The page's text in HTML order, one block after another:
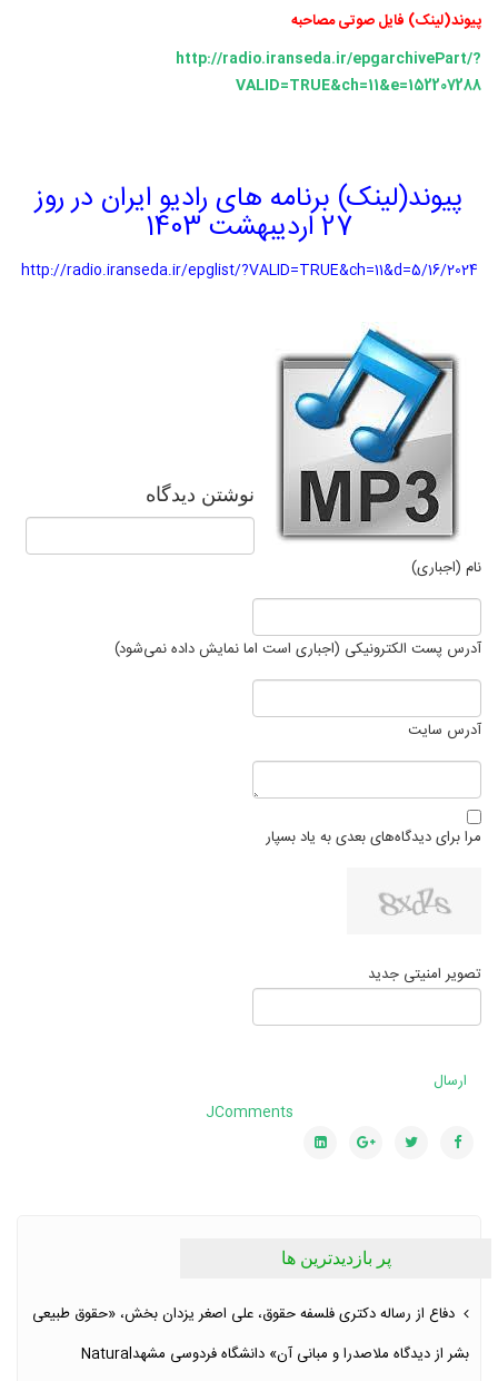
پیوند(لینک) فایل صوتی مصاحبه
http://radio.iranseda.ir/epgarchivePart/?
VALID=TRUE&ch=11&e=152207288
پیوند(لینک) برنامه های رادیو ایران در روز
27 اردیبهشت 1403
http://radio.iranseda.ir/epglist/?VALID=TRUE&ch=11&d=5/16/2024
نوشتن دیدگاه
نام (اجباری)
آدرس پست الکترونیکی (اجباری است اما نمایش داده نمی‌شود)
آدرس سایت
مرا برای دیدگاه‌های بعدی به یاد بسپار
تصویر امنیتی جدید
ارسال
JComments
پر بازدیدترین ها
دفاع از رساله دکتری فلسفه حقوق، علی اصغر یزدان بخش، «حقوق طبیعی
بشر از دیدگاه ملاصدرا و مبانی آن» دانشگاه فردوسی مشهدNatural